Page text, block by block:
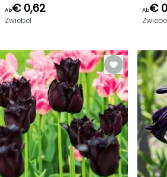
Ab€ 0,62
Zwiebel
Ab€